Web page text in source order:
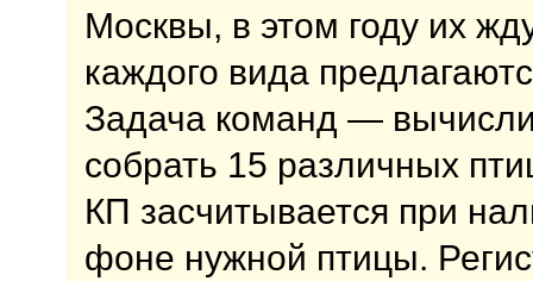
Москвы, в этом году их
каждого вида
Задача команд —
собрать 15 различных
КП засчитывается при
фоне нужной птицы.